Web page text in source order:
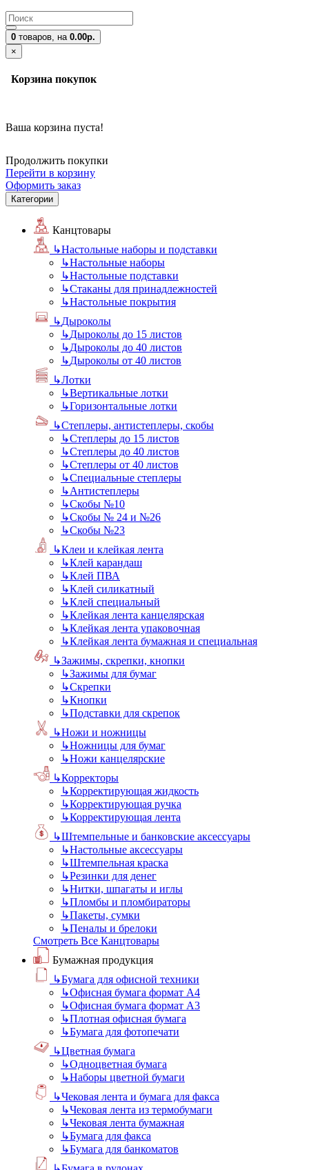
0 товаров, на 0.00р.
×
Корзина покупок
Ваша корзина пуста!
Продолжить покупки
Перейти в корзину
Оформить заказ
Категории
Канцтовары
↳Настольные наборы и подставки
↳Настольные наборы
↳Настольные подставки
↳Стаканы для принадлежностей
↳Настольные покрытия
↳Дыроколы
↳Дыроколы до 15 листов
↳Дыроколы до 40 листов
↳Дыроколы от 40 листов
↳Лотки
↳Вертикальные лотки
↳Горизонтальные лотки
↳Степлеры, антистеплеры, скобы
↳Степлеры до 15 листов
↳Степлеры до 40 листов
↳Степлеры от 40 листов
↳Специальные степлеры
↳Антистеплеры
↳Скобы №10
↳Скобы № 24 и №26
↳Скобы №23
↳Клеи и клейкая лента
↳Клей карандаш
↳Клей ПВА
↳Клей силикатный
↳Клей специальный
↳Клейкая лента канцелярская
↳Клейкая лента упаковочная
↳Клейкая лента бумажная и специальная
↳Зажимы, скрепки, кнопки
↳Зажимы для бумаг
↳Скрепки
↳Кнопки
↳Подставки для скрепок
↳Ножи и ножницы
↳Ножницы для бумаг
↳Ножи канцелярские
↳Корректоры
↳Корректирующая жидкость
↳Корректирующая ручка
↳Корректирующая лента
↳Штемпельные и банковские аксессуары
↳Настольные аксессуары
↳Штемпельная краска
↳Резинки для денег
↳Нитки, шпагаты и иглы
↳Пломбы и пломбираторы
↳Пакеты, сумки
↳Пеналы и брелоки
Смотреть Все Канцтовары
Бумажная продукция
↳Бумага для офисной техники
↳Офисная бумага формат А4
↳Офисная бумага формат А3
↳Плотная офисная бумага
↳Бумага для фотопечати
↳Цветная бумага
↳Одноцветная бумага
↳Наборы цветной бумаги
↳Чековая лента и бумага для факса
↳Чековая лента из термобумаги
↳Чековая лента бумажная
↳Бумага для факса
↳Бумага для банкоматов